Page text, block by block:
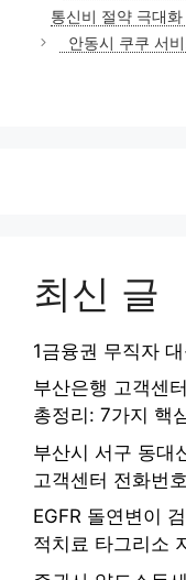
통신비 절약 극대
안동시 쿠쿠 서
최신 글
1금융권 무직자
부산은행 고객센
총정리: 7가지 핵
부산시 서구 동대
고객센터 전화번
EGFR 돌연변이
적치료 타그리소